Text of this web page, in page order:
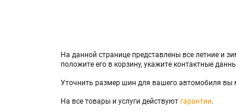
На данной странице представлены все летние и
положите его в корзину, укажите контактные
Уточнить размер шин для вашего автомобиля вы
На все товары и услуги действуют гарантии.